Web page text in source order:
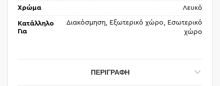
Χρώμα Λευκό
Κατάλληλο
Για
Διακόσμηση, Εξωτερικό χώρο, Εσωτερικό
χώρο
ΠΕΡΙΓΡΑΦΉ